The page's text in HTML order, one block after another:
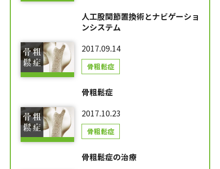
人工股関節置換術とナビゲーショ
ンシステム
2017.09.14
骨粗鬆症
骨粗鬆症
2017.10.23
骨粗鬆症
骨粗鬆症の治療